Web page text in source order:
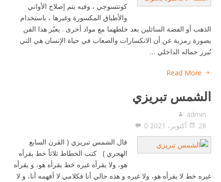
كونتسوجي ، وفيه يتم إصلاح الأواني
والأطباق المكسورة وغيرها ، باستخدام
الذهب أو الفضة السائلين بعد خلطهما مع مواد أخرى . يعبّر هذا الفن
بصورة رمزية عن أن الانكسارات والصعاب في حياة الإنسان هي التي
تُبرز جماله الداخلي …
Read More
الشمس تبريزي
admin
28 أكتوبر، 2021
0
قال الشمس تبريزي ( القرن السابع
الهجري ) کتب الخطاط ثلاثاً خط يقرأه
هو، ولا يقرأه غيره خط يقرأه هو، و يقرأه
غيره خط لا يقرأه هو، ولا غيره و هذه حالي أنا فکلامي لا أفهمه أنا، و لا